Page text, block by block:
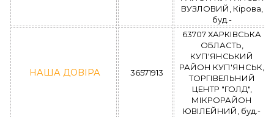
ВУЗЛОВИЙ, Кірова,
буд.-
НАША ДОВІРА 36571913
63707 ХАРКІВСЬКА
ОБЛАСТЬ,
КУП'ЯНСЬКИЙ
РАЙОН КУП'ЯНСЬК,
ТОРГІВЕЛЬНИЙ
ЦЕНТР "ГОЛД",
МІКРОРАЙОН
ЮВІЛЕЙНИЙ, буд.-